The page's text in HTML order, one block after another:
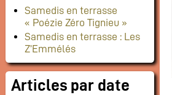
Samedis en terrasse
« Poézie Zéro Tignieu »
Samedis en terrasse : Les
Z’Emmélés
Articles par date